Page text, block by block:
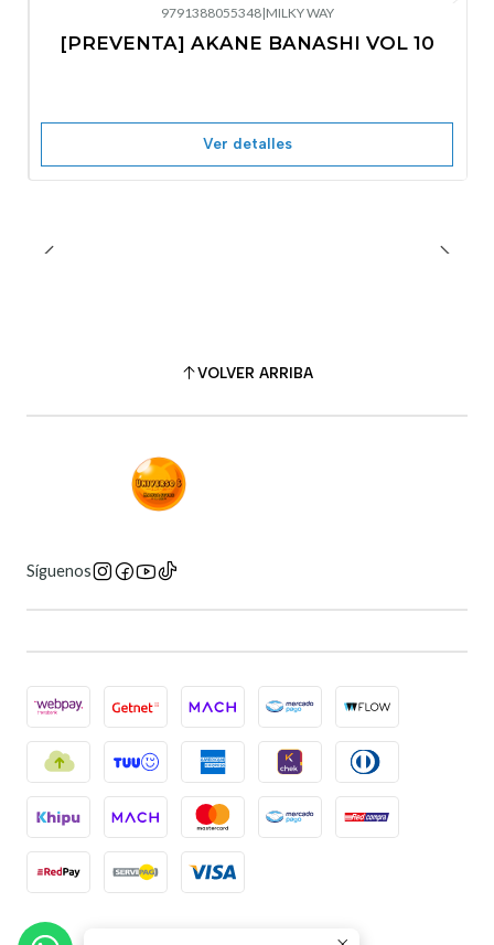
No disponible
9791388055348|MILKY WAY
[PREVENTA] AKANE BANASHI VOL 10
Ver detalles
VOLVER ARRIBA
Síguenos
2026 Universo 6 Manga Store.